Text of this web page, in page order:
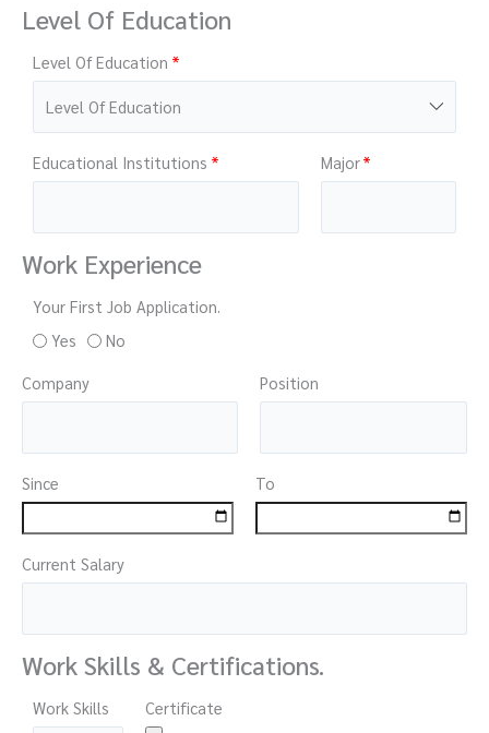
Level Of Education
Level Of Education
Educational Institutions Major
Work Experience
Your First Job Application.
Yes
No
Company Position
Since To
Current Salary
Work Skills & Certifications.
Work Skills Certificate